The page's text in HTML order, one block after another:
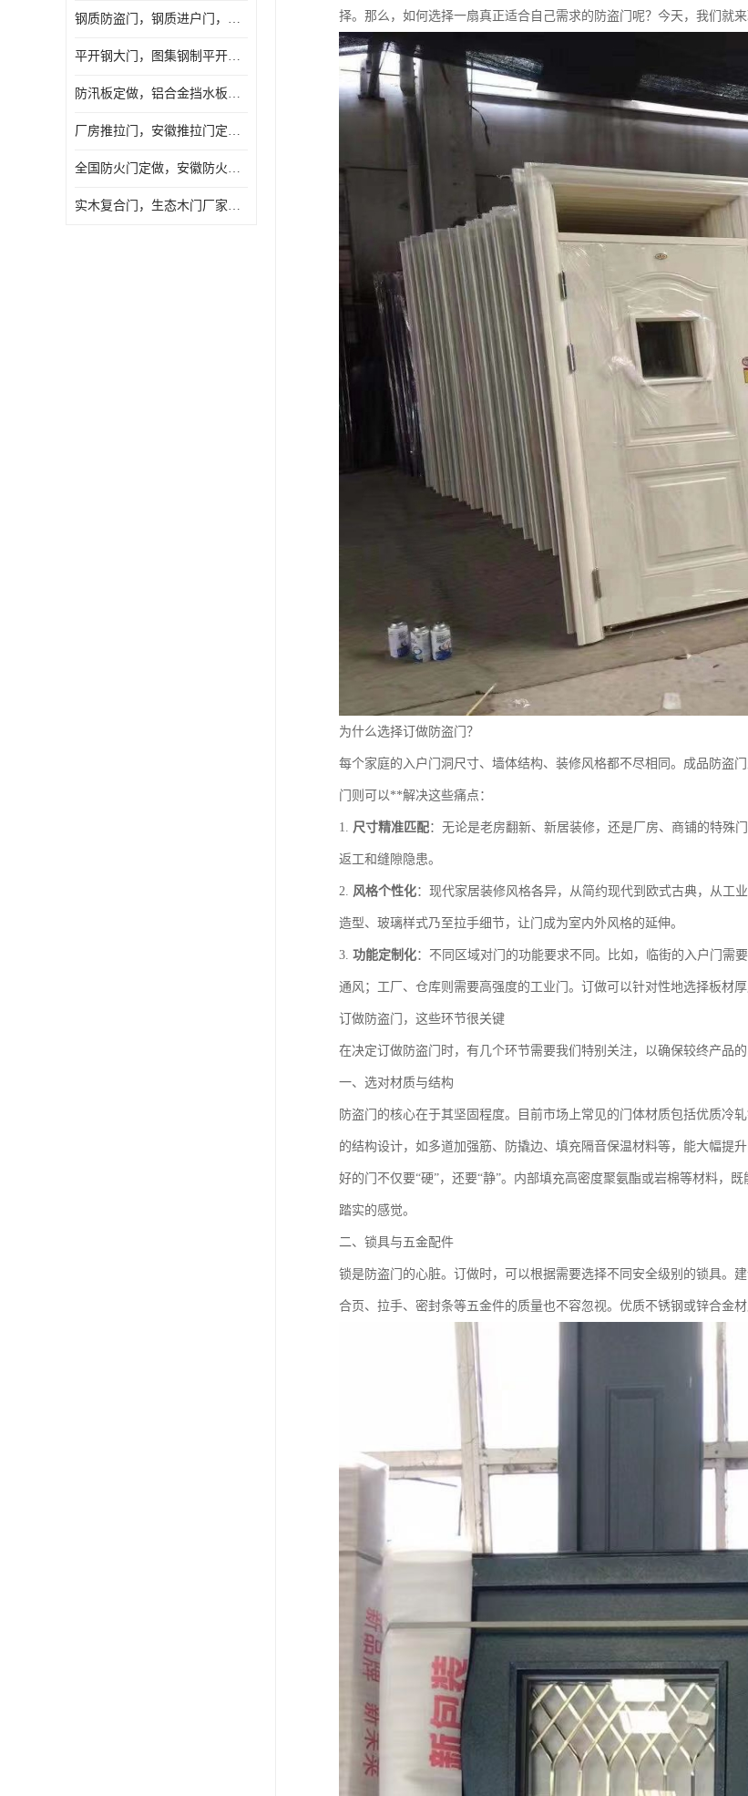
钢质防盗门，钢质进户门，钢质非标门厂家
平开钢大门，图集钢制平开门，厂房平开大门
防汛板定做，铝合金挡水板门，地库挡水板
厂房推拉门，安徽推拉门定做，夹芯板平移大门
全国防火门定做，安徽防火门批发，防火门价格
实木复合门，生态木门厂家，免漆门定做，安徽木门厂家直销
择。那么，如何选择一扇真正适合自己需求的防盗门呢？今天，我们就
为什么选择订做防盗门？
每个家庭的入户门洞尺寸、墙体结构、装修风格都不尽相同。成品防盗
门则可以**解决这些痛点：
1. 尺寸精准匹配：无论是老房翻新、新居装修，还是厂房、商铺的特殊
返工和缝隙隐患。
2. 风格个性化：现代家居装修风格各异，从简约现代到欧式古典，从工
造型、玻璃样式乃至拉手细节，让门成为室内外风格的延伸。
3. 功能定制化：不同区域对门的功能要求不同。比如，临街的入户门需
通风；工厂、仓库则需要高强度的工业门。订做可以针对性地选择板材
订做防盗门，这些环节很关键
在决定订做防盗门时，有几个环节需要我们特别关注，以确保较终产品的
一、选对材质与结构
防盗门的核心在于其坚固程度。目前市场上常见的门体材质包括优质冷
的结构设计，如多道加强筋、防撬边、填充隔音保温材料等，能大幅提升
好的门不仅要“硬”，还要“静”。内部填充高密度聚氨酯或岩棉等材料，
踏实的感觉。
二、锁具与五金配件
锁是防盗门的心脏。订做时，可以根据需要选择不同安全级别的锁具。
合页、拉手、密封条等五金件的质量也不容忽视。优质不锈钢或锌合金